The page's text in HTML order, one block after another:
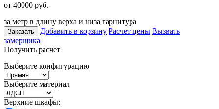
от 40000 руб.
за метр в длину верха и низа гарнитура
Заказать Добавить в корзину Расчет цены Вызвать
замерщика
Получить расчет
Выберите конфигурацию
Выберите материал
Верхние шкафы: